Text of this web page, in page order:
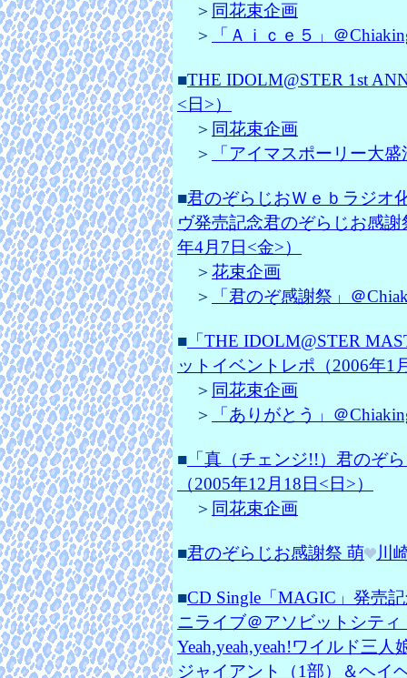
＞ 同花束企画
＞
「Ａｉｃｅ５」＠
■THE IDOLM@STER 1st
<日>）
＞ 同花束企画
＞
「アイマスポーリー大
■君のぞらじおＷｅｂラジオ
ヴ発売記念君のぞらじお感謝
年4月7日<金>）
＞ 花束企画
＞
「君のぞ感謝祭」＠
■ 「THE IDOLM@STER
ットイベントレポ（2006年1
＞ 同花束企画
＞
「ありがとう」＠
■ 「真（チェンジ!!）君のぞ
（2005年12月18日<日>）
＞ 同花束企画
■君のぞらじお感謝祭 萌 川
■CD Single「MAGIC」発売
ニライブ＠アソビットシテ
Yeah,yeah,yeah!ワイルド三
ジャイアント（1部）＆ヘイ